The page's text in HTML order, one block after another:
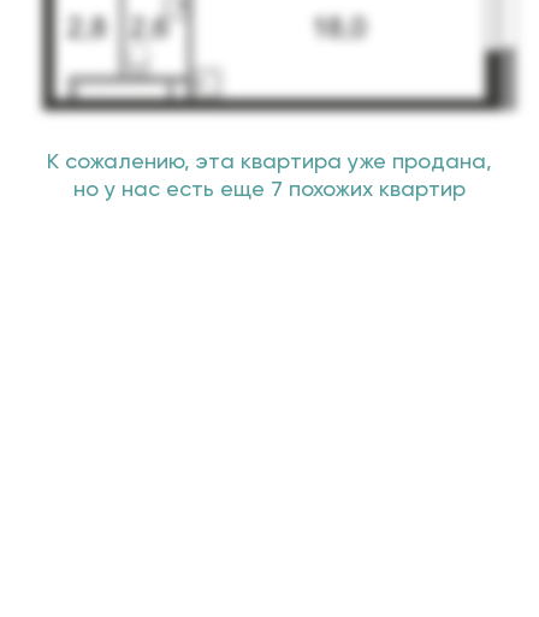
К сожалению, эта квартира уже продана,
но у нас есть еще 7 похожих квартир